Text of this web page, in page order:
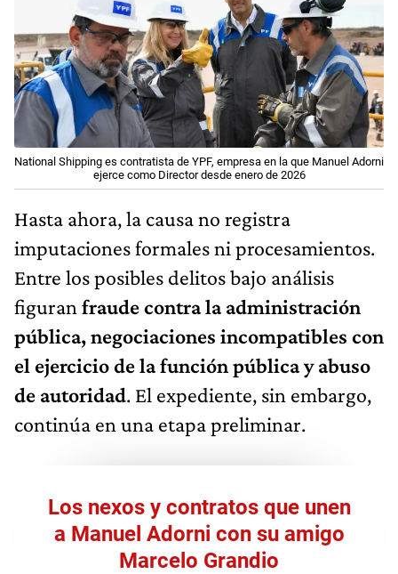
National Shipping es contratista de YPF, empresa en la que Manuel Adorni
ejerce como Director desde enero de 2026
Hasta ahora, la causa no registra
imputaciones formales ni procesamientos.
Entre los posibles delitos bajo análisis
figuran fraude contra la administración
pública, negociaciones incompatibles con
el ejercicio de la función pública y abuso
de autoridad. El expediente, sin embargo,
continúa en una etapa preliminar.
Los nexos y contratos que unen
a Manuel Adorni con su amigo
Marcelo Grandio